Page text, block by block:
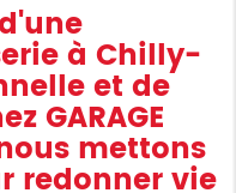
à Chilly-
et de
GARAGE
nous mettons
redonner vie